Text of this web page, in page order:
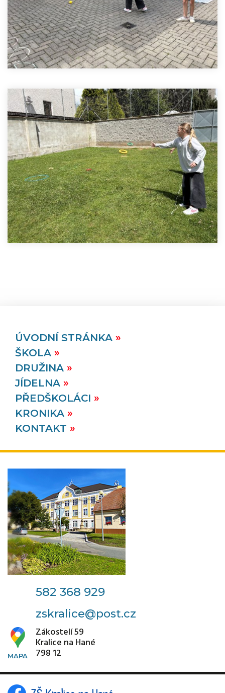
ÚVODNÍ STRÁNKA
ŠKOLA
DRUŽINA
JÍDELNA
PŘEDŠKOLÁCI
KRONIKA
KONTAKT
582 368 929
zskralice@post.cz
Zákostelí 59
Kralice na Hané
798 12